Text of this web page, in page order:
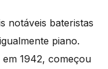
notáveis bateristas
piano.
1942, começou